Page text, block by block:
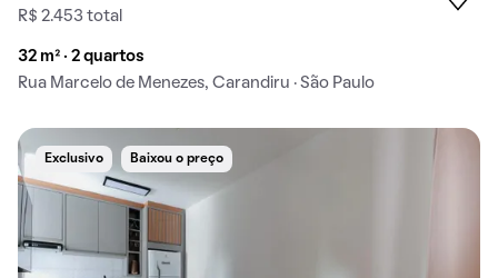
R$ 2.453 total
32 m² · 2 quartos
Rua Marcelo de Menezes, Carandiru · São Paulo
Exclusivo Baixou o preço